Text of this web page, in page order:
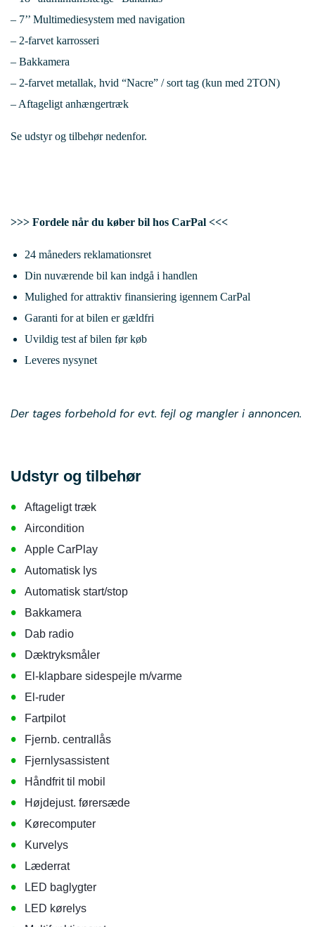
– 7’’ Multimediesystem med navigation
– 2-farvet karrosseri
– Bakkamera
– 2-farvet metallak, hvid “Nacre” / sort tag (kun med 2TON)
– Aftageligt anhængertræk
Se udstyr og tilbehør nedenfor.
>>> Fordele når du køber bil hos CarPal <<<
24 måneders reklamationsret
Din nuværende bil kan indgå i handlen
Mulighed for attraktiv finansiering igennem CarPal
Garanti for at bilen er gældfri
Uvildig test af bilen før køb
Leveres nysynet
Der tages forbehold for evt. fejl og mangler i annoncen.
Udstyr og tilbehør
• Aftageligt træk
• Aircondition
• Apple CarPlay
• Automatisk lys
• Automatisk start/stop
• Bakkamera
• Dab radio
• Dæktryksmåler
• El-klapbare sidespejle m/varme
• El-ruder
• Fartpilot
• Fjernb. centrallås
• Fjernlysassistent
• Håndfrit til mobil
• Højdejust. førersæde
• Kørecomputer
• Kurvelys
• Læderrat
• LED baglygter
• LED kørelys